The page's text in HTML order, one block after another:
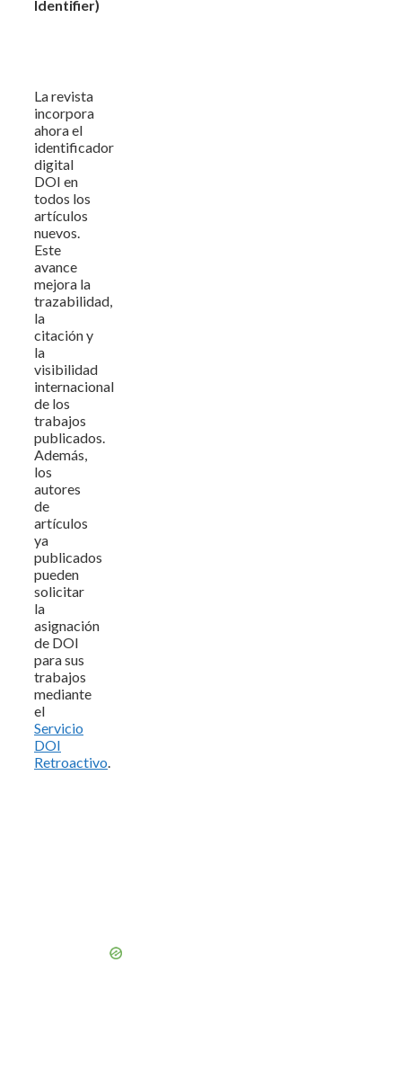
Identifier)
La revista
incorpora
ahora el
identificador
digital
DOI en
todos los
artículos
nuevos.
Este
avance
mejora la
trazabilidad,
la
citación y
la
visibilidad
internacional
de los
trabajos
publicados.
Además,
los
autores
de
artículos
ya
publicados
pueden
solicitar
la
asignación
de DOI
para sus
trabajos
mediante
el
Servicio
DOI
Retroactivo